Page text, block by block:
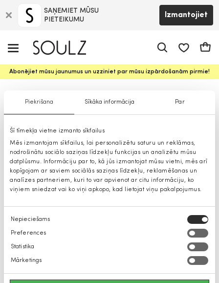
Piekrišana Sīkāka informācija Par
Šī tīmekļa vietne izmanto sīkfailus
Mēs izmantojam sīkfailus, lai personalizētu saturu un reklāmas,
nodrošinātu sociālo saziņas līdzekļu funkcijas un analizētu mūsu
datplūsmu. Informāciju par to, kā jūs izmantojat mūsu vietni, mēs arī
kopīgojam ar saviem sociālās saziņas līdzekļu, reklamēšanas un
analīzes partneriem, kuri to var apvienot ar citu informāciju, ko
viņiem sniedzat vai ko viņi apkopo, kad lietojat viņu pakalpojumus.
Piekrišanas
izvēle
Nepieciešams
Preferences
Statistika
Mārketings
SAŅEMIET MŪSU
PIETEIKUMU
Izmantojiet
Abonējiet mūsu jaunumus un uzziniet par mūsu izpārdošanām pirmie!
Vīriešu bikses